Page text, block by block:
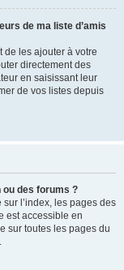
de ma liste d’amis
de les ajouter à votre
directement des
en saisissant leur
de vos listes depuis
des forums ?
l’index, les pages des
est accessible en
sur toutes les pages du